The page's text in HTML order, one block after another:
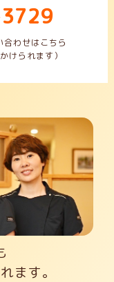
わせはこちら
けられます）
ます。